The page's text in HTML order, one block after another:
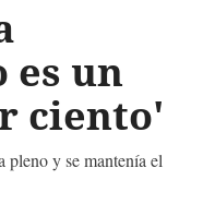
es un
ciento'
pleno y se mantenía el